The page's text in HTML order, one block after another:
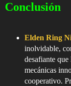
Conclusión
Elden Ring
inolvidable,
desafiante
mecánicas
cooperativo.